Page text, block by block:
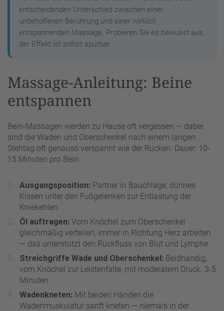
entscheidenden Unterschied zwischen einer
unbeholfenen Berührung und einer wirklich
entspannenden Massage. Probieren Sie es bewusst aus,
der Effekt ist sofort spürbar.
Massage-Anleitung: Beine
entspannen
Bein-Massagen werden zu Hause oft vergessen — dabei
sind die Waden und Oberschenkel nach einem langen
Stehtag oft genauso verspannt wie der Rücken. Dauer: 10-
15 Minuten pro Bein.
Ausgangsposition: Partner in Bauchlage, dünnes
Kissen unter den Fußgelenken zur Entlastung der
Kniekehlen.
Öl auftragen: Vom Knöchel zum Oberschenkel
gleichmäßig verteilen, immer in Richtung Herz arbeiten
— das unterstützt den Rückfluss von Blut und Lymphe.
Streichgriffe Wade und Oberschenkel: Beidhändig,
vom Knöchel zur Leistenfalte, mit moderatem Druck. 3-5
Minuten.
Wadenkneten: Mit beiden Händen die
Wadenmuskulatur sanft kneten — niemals in der